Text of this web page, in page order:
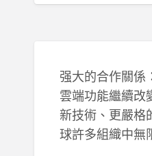
强大的合作關係
雲端功能繼續改
新技術、更嚴格
球許多組織中無